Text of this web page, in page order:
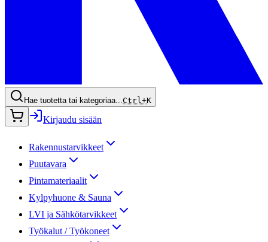
Hae tuotetta tai kategoriaa...Ctrl+K
Kirjaudu sisään
Rakennustarvikkeet
Puutavara
Pintamateriaalit
Kylpyhuone & Sauna
LVI ja Sähkötarvikkeet
Työkalut / Työkoneet